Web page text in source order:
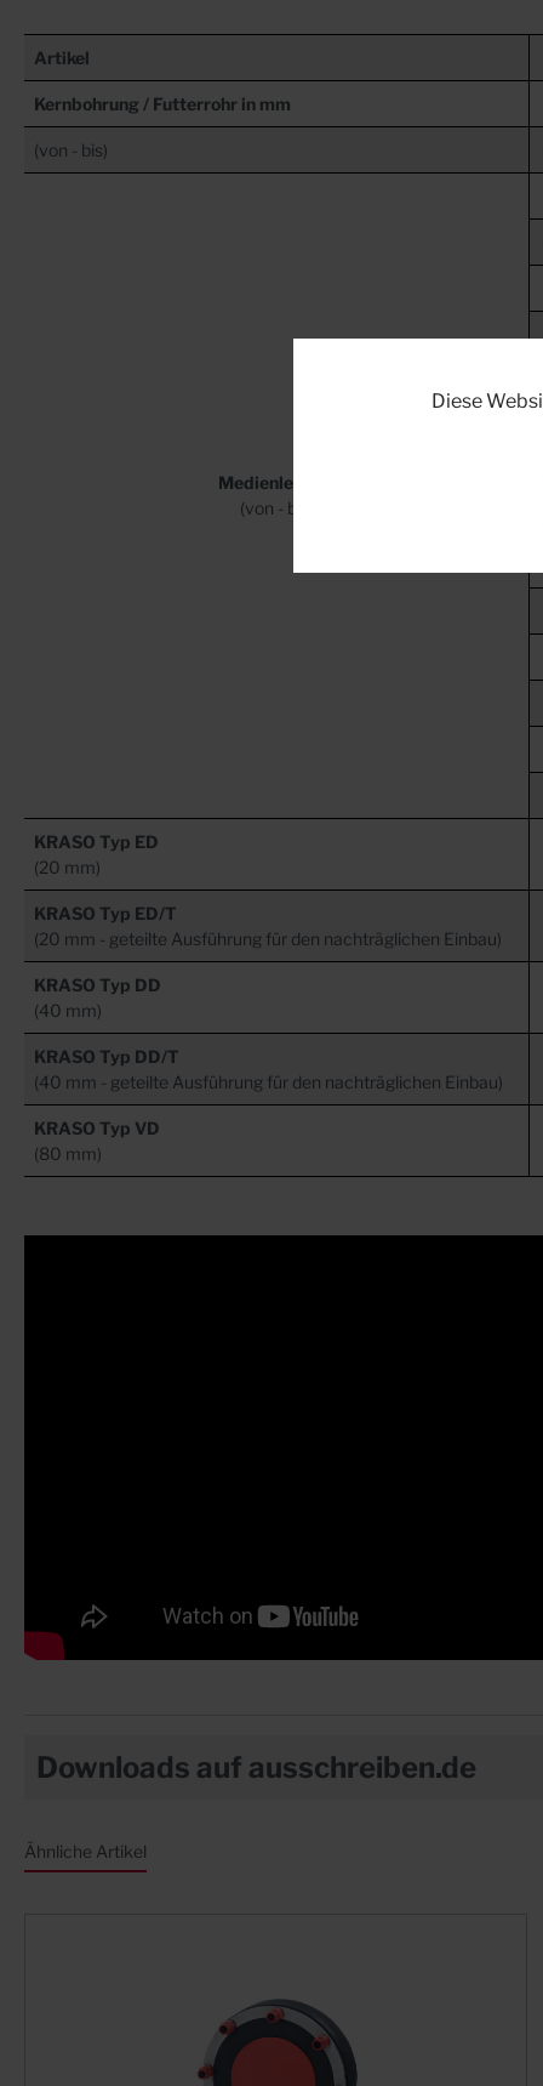
Artikel
Kernbohrung / Futterrohr in mm
(von - bis)
Medienleitung
(von - bis)
KRASO Typ ED
(20 mm)
KRASO Typ ED/T
(20 mm - geteilte Ausführung für den nachträglichen Einbau)
KRASO Typ DD
(40 mm)
KRASO Typ DD/T
(40 mm - geteilte Ausführung für den nachträglichen Einbau)
KRASO Typ VD
(80 mm)
Downloads auf ausschreiben.de
Ähnliche Artikel
Diese